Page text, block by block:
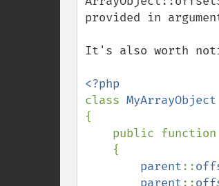
provided in
It's also worth
class MyArrayObject
{
    public function
parent::
parent::